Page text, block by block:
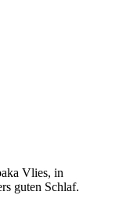
Vlies, in
guten Schlaf.